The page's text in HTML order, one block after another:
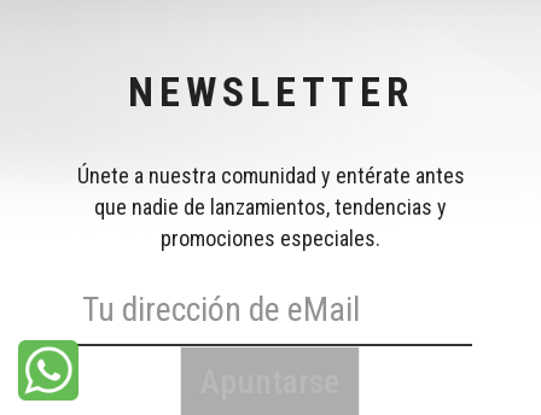
NEWSLETTER
Únete a nuestra comunidad y entérate antes
que nadie de lanzamientos, tendencias y
promociones especiales.